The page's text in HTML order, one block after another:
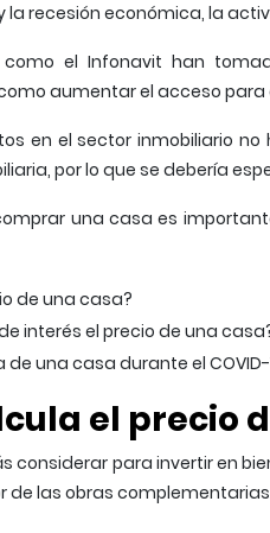
la recesión económica, la
el Infonavit han
aumentar el acceso para
en el sector inmobiliario
por lo que se debería
una casa es
de una casa?
interés el precio de una
una casa durante el COVID-
el precio
considerar para invertir en
de las obras